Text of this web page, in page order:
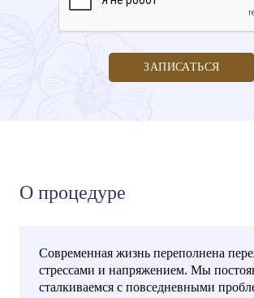
ЗАПИСАТЬСЯ
О процедуре
Современная жизнь переполнена
стрессами и напряжением. Мы
сталкиваемся с повседневными